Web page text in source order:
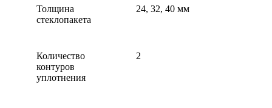
Толщина
стеклопакета
24, 32, 40 мм
Количество
контуров
уплотнения
2